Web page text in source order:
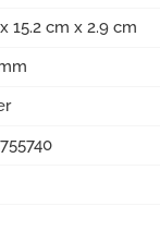
15.2 cm x 2.9 cm